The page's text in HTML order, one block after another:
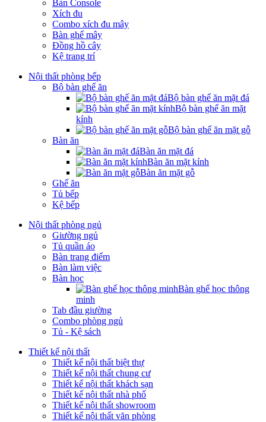
Bàn Console
Xích đu
Combo xích đu mây
Bàn ghế mây
Đồng hồ cây
Kệ trang trí
Nội thất phòng bếp
Bộ bàn ghế ăn
Bộ bàn ghế ăn mặt đá
Bộ bàn ghế ăn mặt
kính
Bộ bàn ghế ăn mặt gỗ
Bàn ăn
Bàn ăn mặt đá
Bàn ăn mặt kính
Bàn ăn mặt gỗ
Ghế ăn
Tủ bếp
Kệ bếp
Nội thất phòng ngủ
Giường ngủ
Tủ quần áo
Bàn trang điểm
Bàn làm việc
Bàn học
Bàn ghế học thông
minh
Tab đầu giường
Combo phòng ngủ
Tủ - Kệ sách
Thiết kế nội thất
Thiết kế nội thất biệt thự
Thiết kế nội thất chung cư
Thiết kế nội thất khách sạn
Thiết kế nội thất nhà phố
Thiết kế nội thất showroom
Thiết kế nội thất văn phòng